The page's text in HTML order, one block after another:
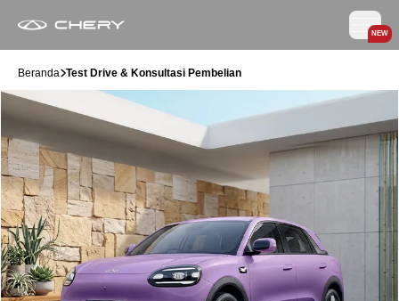
NEW
Beranda Test Drive & Konsultasi Pembelian